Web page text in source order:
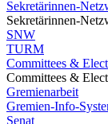
Sekretärinnen-
Sekretärinnen-
SNW
TURM
Committees &
Committees &
Gremienarbeit
Gremien-Info-
Senat